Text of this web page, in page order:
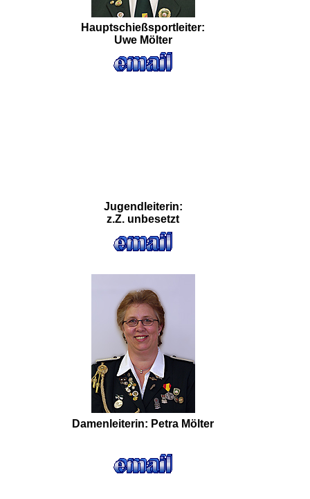
Hauptschießsportleiter:
Uwe Mölter
Jugendleiterin:
z.Z. unbesetzt
Damenleiterin: Petra Mölter